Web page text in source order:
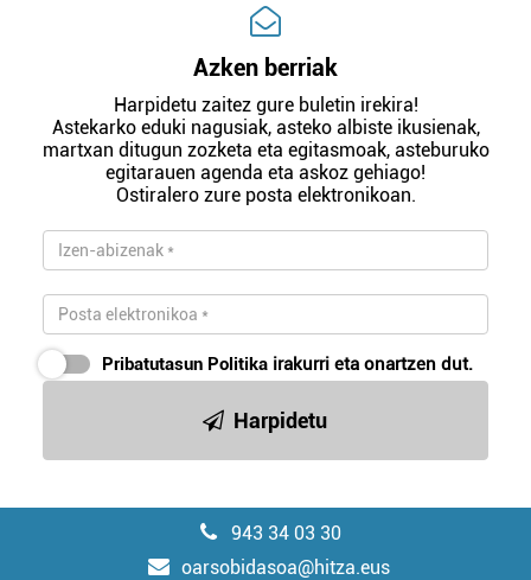
Azken berriak
Harpidetu zaitez gure buletin irekira!
Astekarko eduki nagusiak, asteko albiste ikusienak,
martxan ditugun zozketa eta egitasmoak, asteburuko
egitarauen agenda eta askoz gehiago!
Ostiralero zure posta elektronikoan.
Pribatutasun Politika irakurri eta onartzen dut.
Harpidetu
943 34 03 30
oarsobidasoa@hitza.eus